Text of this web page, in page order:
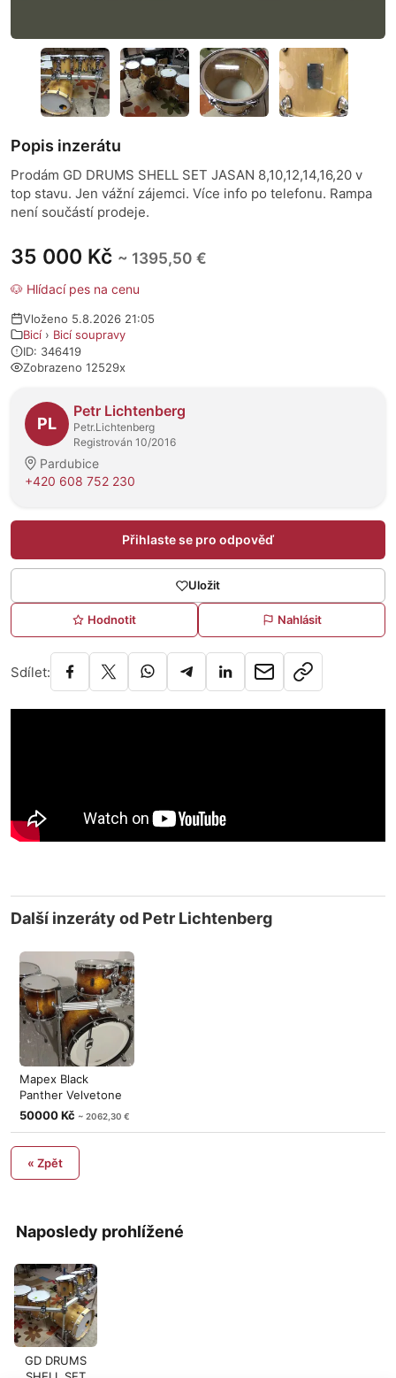
Naposledy prohlížené
GD DRUMS
35 000 Kč ~ 1395,50 €
🐶 Hlídací pes na cenu
Vloženo 5.8.2026 21:05
Bicí › Bicí soupravy
ID: 346419
Zobrazeno 12529x
O prodejci
PL
Petr Lichtenberg
Petr.Lichtenberg
Registrován 10/2016
Pardubice
+420 608 752 230
Přihlaste se pro odpověď
Uložit
Hodnotit Nahlásit
Sdílet:
Popis inzerátu
Prodám GD DRUMS SHELL SET JASAN 8,10,12,14,16,20 v
top stavu. Jen vážní zájemci. Více info po telefonu. Rampa
není součástí prodeje.
Další inzeráty od Petr Lichtenberg
Mapex Black
Panther Velvetone
Set
50000 Kč ~ 2062,30 €
« Zpět